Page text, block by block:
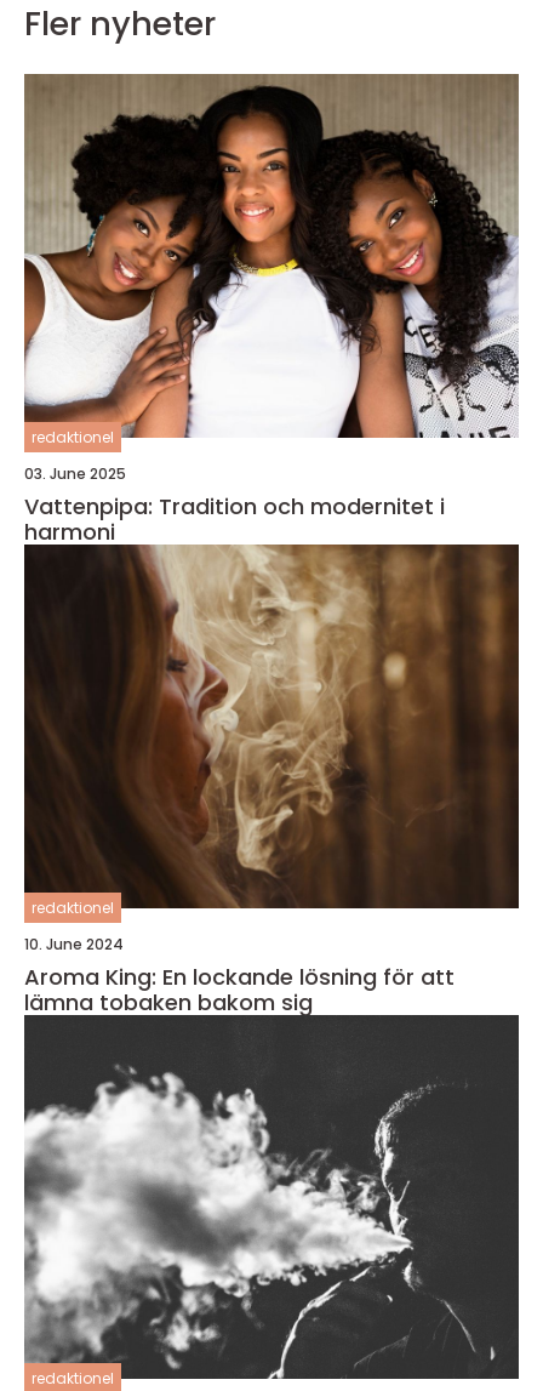
Fler nyheter
redaktionel
03. June 2025
Vattenpipa: Tradition och modernitet i
harmoni
redaktionel
10. June 2024
Aroma King: En lockande lösning för att
lämna tobaken bakom sig
redaktionel